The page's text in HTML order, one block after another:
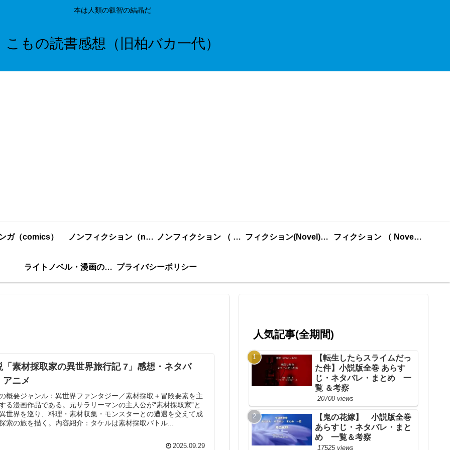
本は人類の叡智の結晶だ
こもの読書感想（旧柏バカ一代）
ガ（comics） ノンフィクション（nonfiction）更新順 ノンフィクション （ nonfiction ） あいうえお順 フィクション(Novel)更新順 フィクション （ Novel ） あいうえお順
ライトノベル・漫画の感想・ネタバレまとめ｜こもの読書感想 プライバシーポリシー
「素材採取家の異世界旅行記 7」感想・ネタバ
アニメ
概要ジャンル：異世界ファンタジー／素材採取＋冒険要素を主
る漫画作品である。元サラリーマンの主人公が“素材採取家”と
世界を巡り、料理・素材収集・モンスターとの遭遇を交えて成
索の旅を描く。内容紹介：タケルは素材採取バトル...
2025.09.29
人気記事(全期間)
【転生したらスライムだっ
た件】小説版全巻 あらす
じ・ネタバレ・まとめ 一
覧 ＆考察
20700 views
【鬼の花嫁】 小説版全巻
あらすじ・ネタバレ・まと
め 一覧＆考察
17525 views